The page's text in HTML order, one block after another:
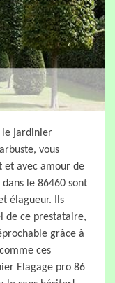
le jardinier
vous
et avec amour de
le 86460 sont
élagueur. Ils
de ce prestataire,
grâce à
ces
Elagage pro 86